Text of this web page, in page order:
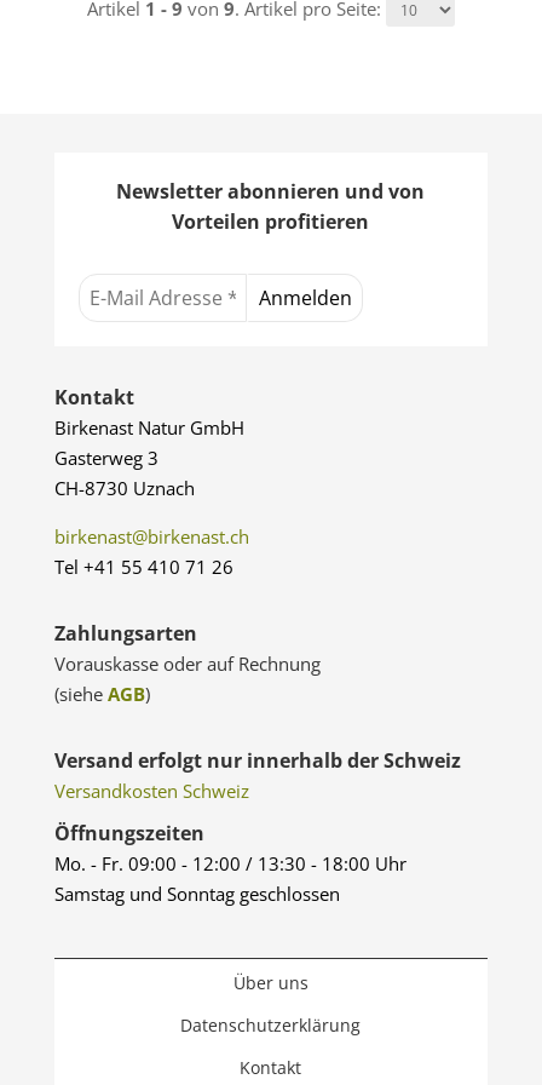
Artikel 1 - 9 von 9. Artikel pro Seite:
Newsletter abonnieren und von
Vorteilen profitieren
Kontakt
Birkenast Natur GmbH
Gasterweg 3
CH-8730 Uznach
birkenast@birkenast.ch
Tel +41 55 410 71 26
Zahlungsarten
Vorauskasse oder auf Rechnung
(siehe AGB)
Versand erfolgt nur innerhalb der Schweiz
Versandkosten Schweiz
Öffnungszeiten
Mo. - Fr. 09:00 - 12:00 / 13:30 - 18:00 Uhr
Samstag und Sonntag geschlossen
Über uns
Datenschutzerklärung
Kontakt